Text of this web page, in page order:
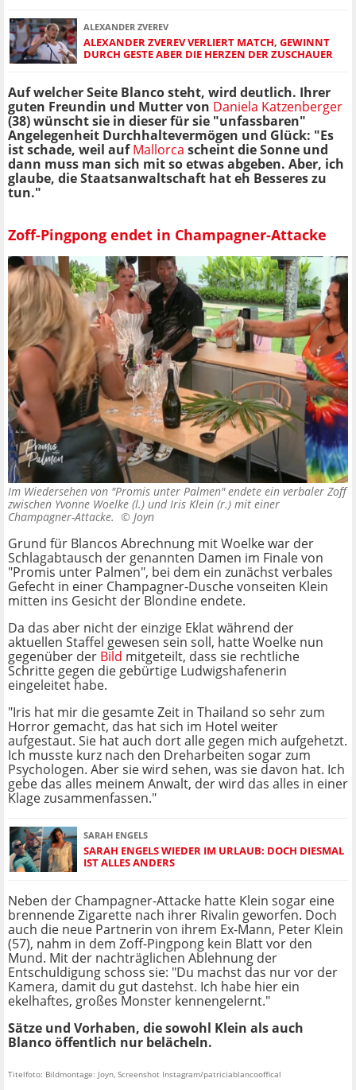
ALEXANDER ZVEREV
ALEXANDER ZVEREV VERLIERT MATCH, GEWINNT
DURCH GESTE ABER DIE HERZEN DER ZUSCHAUER
Auf welcher Seite Blanco steht, wird deutlich. Ihrer
guten Freundin und Mutter von Daniela Katzenberger
(38) wünscht sie in dieser für sie "unfassbaren"
Angelegenheit Durchhaltevermögen und Glück: "Es
ist schade, weil aufMallorca scheint die Sonne und
dann muss man sich mit so etwas abgeben. Aber, ich
glaube, die Staatsanwaltschaft hat eh Besseres zu
tun."
Zoff-Pingpong endet in Champagner-Attacke
Im Wiedersehen von "Promis unter Palmen" endete ein verbaler Zoff
zwischen Yvonne Woelke (l.) und Iris Klein (r.) mit einer
Champagner-Attacke. © Joyn
Grund für Blancos Abrechnung mit Woelke war der
Schlagabtausch der genannten Damen im Finale von
"Promis unter Palmen", bei dem ein zunächst verbales
Gefecht in einer Champagner-Dusche vonseiten Klein
mitten ins Gesicht der Blondine endete.
Da das aber nicht der einzige Eklat während der
aktuellen Staffel gewesen sein soll, hatte Woelke nun
gegenüber der Bild mitgeteilt, dass sie rechtliche
Schritte gegen die gebürtige Ludwigshafenerin
eingeleitet habe.
"Iris hat mir die gesamte Zeit in Thailand so sehr zum
Horror gemacht, das hat sich im Hotel weiter
aufgestaut. Sie hat auch dort alle gegen mich aufgehetzt.
Ich musste kurz nach den Dreharbeiten sogar zum
Psychologen. Aber sie wird sehen, was sie davon hat. Ich
gebe das alles meinem Anwalt, der wird das alles in einer
Klage zusammenfassen."
SARAH ENGELS
SARAH ENGELS WIEDER IM URLAUB: DOCH DIESMAL
IST ALLES ANDERS
Neben der Champagner-Attacke hatte Klein sogar eine
brennende Zigarette nach ihrer Rivalin geworfen. Doch
auch die neue Partnerin von ihrem Ex-Mann, Peter Klein
(57), nahm in dem Zoff-Pingpong kein Blatt vor den
Mund. Mit der nachträglichen Ablehnung der
Entschuldigung schoss sie: "Du machst das nur vor der
Kamera, damit du gut dastehst. Ich habe hier ein
ekelhaftes, großes Monster kennengelernt."
Sätze und Vorhaben, die sowohl Klein als auch
Blanco öffentlich nur belächeln.
Titelfoto: Bildmontage: Joyn, Screenshot Instagram/patriciablancooffical